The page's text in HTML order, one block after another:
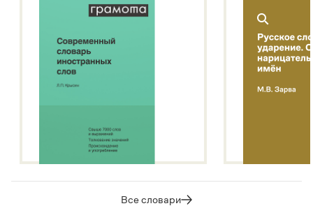
Все словари